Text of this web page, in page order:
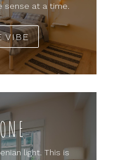
sense at a time.
VIBE
light. This is